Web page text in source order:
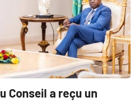
Conseil a reçu un